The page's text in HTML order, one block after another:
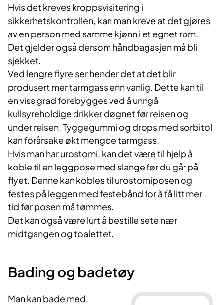
Hvis det kreves kroppsvisitering i
sikkerhetskontrollen, kan man kreve at det gjøres
av en person med samme kjønn i et egnet rom.
Det gjelder også dersom håndbagasjen må bli
sjekket.
Ved lengre flyreiser hender det at det blir
produsert mer tarmgass enn vanlig. Dette kan til
en viss grad forebygges ved å unngå
kullsyreholdige drikker døgnet før reisen og
under reisen. Tyggegummi og drops med sorbitol
kan forårsake økt mengde tarmgass.
Hvis man har urostomi, kan det være til hjelp å
koble til en leggpose med slange før du går på
flyet. Denne kan kobles til urostomiposen og
festes på leggen med festebånd for å få litt mer
tid før posen må tømmes.
Det kan også være lurt å bestille sete nær
midtgangen og toalettet.
Bading og badetøy
Man kan bade med